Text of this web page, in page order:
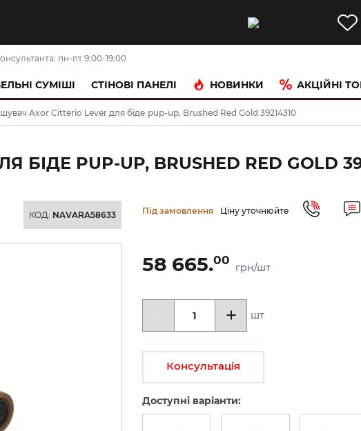
пн-пт 9:00-19:00
СУМІШІ CТІНОВІ ПАНЕЛІ НОВИНКИ АКЦІЙНІ
Axor Citterio Lever для біде pup-up, Brushed Red Gold 39214310
БІДЕ PUP-UP, BRUSHED RED GOLD
КОД: NAVARA58633 Під замовлення Ціну уточнюйте
58 665.00
грн/шт
шт
Консультація
Доступні варіанти: